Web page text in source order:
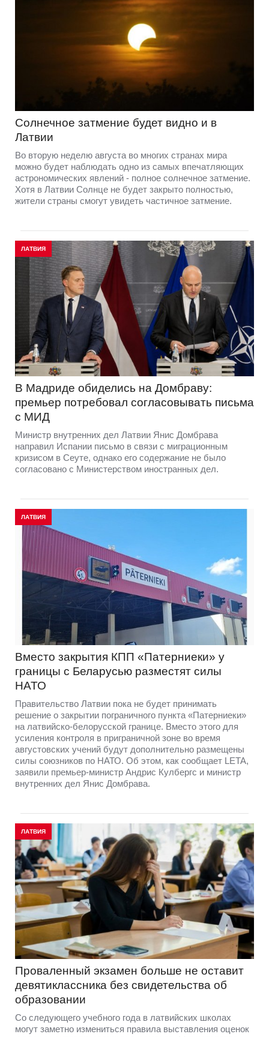
Солнечное затмение будет видно и в
Латвии
Во вторую неделю августа во многих странах мира
можно будет наблюдать одно из самых впечатляющих
астрономических явлений - полное солнечное затмение.
Хотя в Латвии Солнце не будет закрыто полностью,
жители страны смогут увидеть частичное затмение.
ЛАТВИЯ
В Мадриде обиделись на Домбраву:
премьер потребовал согласовывать письма
с МИД
Министр внутренних дел Латвии Янис Домбрава
направил Испании письмо в связи с миграционным
кризисом в Сеуте, однако его содержание не было
согласовано с Министерством иностранных дел.
ЛАТВИЯ
Вместо закрытия КПП «Патерниеки» у
границы с Беларусью разместят силы
НАТО
Правительство Латвии пока не будет принимать
решение о закрытии пограничного пункта «Патерниеки»
на латвийско-белорусской границе. Вместо этого для
усиления контроля в приграничной зоне во время
августовских учений будут дополнительно размещены
силы союзников по НАТО. Об этом, как сообщает LETA,
заявили премьер-министр Андрис Кулбергс и министр
внутренних дел Янис Домбрава.
ЛАТВИЯ
Проваленный экзамен больше не оставит
девятиклассника без свидетельства об
образовании
Со следующего учебного года в латвийских школах
могут заметно измениться правила выставления оценок